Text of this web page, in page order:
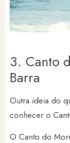
3. Canto
Barra
Outra ideia do
conhecer o
O Canto do